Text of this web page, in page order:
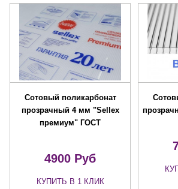
Сотовый поликарбонат
прозрачный 4 мм "Sellex
премиум" ГОСТ
4900 Руб
КУПИТЬ В 1 КЛИК